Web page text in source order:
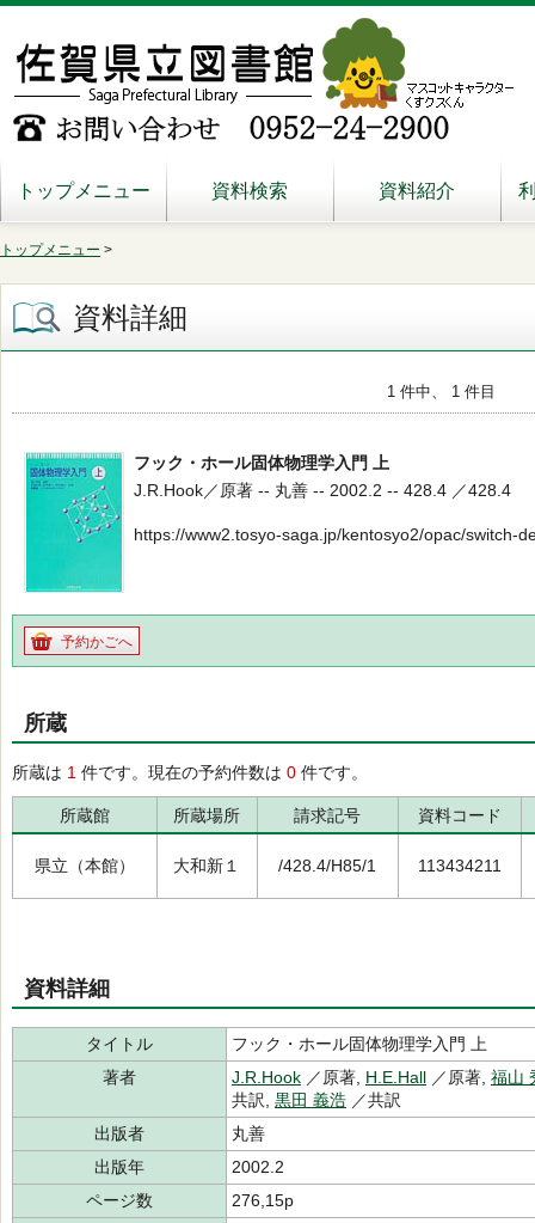
トップメニュー 資料検索 資料紹介
トップメニュー >
資料詳細
1 件中、 1 件目
フック・ホール固体物理学入門 上
J.R.Hook／原著 -- 丸善 -- 2002.2 -- 428.4 ／428.4
https://www2.tosyo-saga.jp/kentosyo2/opac/switch-
予約かごへ
所蔵
所蔵は 1 件です。現在の予約件数は 0 件です。
所蔵館 所蔵場所 請求記号 資料コード
県立（本館） 大和新１ /428.4/H85/1 113434211
資料詳細
タイトル
フック・ホール固体物理学入門 上
著者
J.R.Hook ／原著, H.E.Hall ／原著, 福山
共訳, 黒田 義浩 ／共訳
出版者
丸善
出版年
2002.2
ページ数
276,15p